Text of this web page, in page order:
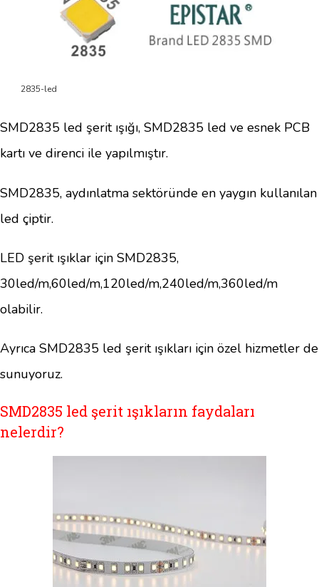
2835-led
SMD2835 led şerit ışığı, SMD2835 led ve esnek PCB
kartı ve direnci ile yapılmıştır.
SMD2835, aydınlatma sektöründe en yaygın kullanılan
led çiptir.
LED şerit ışıklar için SMD2835,
30led/m,60led/m,120led/m,240led/m,360led/m
olabilir.
Ayrıca SMD2835 led şerit ışıkları için özel hizmetler de
sunuyoruz.
SMD2835 led şerit ışıkların faydaları
nelerdir?